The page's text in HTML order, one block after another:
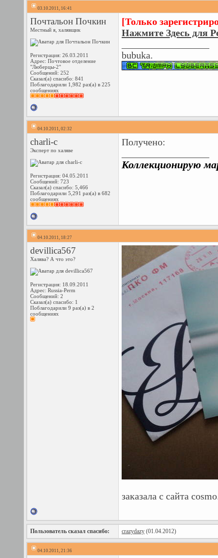
03.10.2011, 16:41
Почтальон Почкин
Местный я, халявщик
Регистрация: 26.03.2011
Адрес: Почтовое отделение
"Люберцы-2"
Сообщений: 252
Сказал(а) спасибо: 841
Поблагодарили 1,982 раз(а) в 225
сообщениях
[Только
Нажмите Здесь для
bubuka.
04.10.2011, 02:32
charli-c
Эксперт по халяве
Регистрация: 04.05.2011
Сообщений: 723
Сказал(а) спасибо: 5,466
Поблагодарили 5,291 раз(а) в 682
сообщениях
Получено:
Коллекционирую
04.10.2011, 18:27
devillica567
Халява? А что это?
Регистрация: 18.09.2011
Адрес: Russia-Perm
Сообщений: 2
Сказал(а) спасибо: 1
Поблагодарили 9 раз(а) в 2
сообщениях
заказала с сайта
Пользователь сказал cпасибо: crazydazy (01.04.2012)
04.10.2011, 21:36